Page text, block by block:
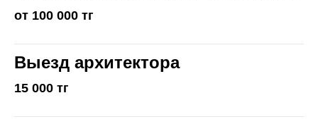
от 100 000 тг
Выезд архитектора
15 000 тг